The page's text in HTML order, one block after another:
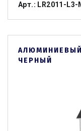
Арт.: LR2011-L3-
ЧЕРНЫЙ